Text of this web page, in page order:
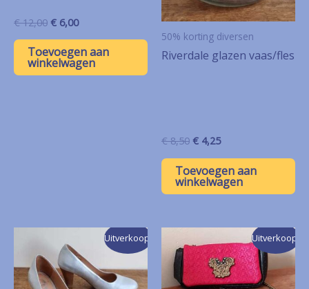
€12,00 Oorspronkelijke
was:
€ 12,00.
€ 6,00Huidige
is:
€ 6,00.
Toevoegen aan
winkelwagen
50% korting diversen
Riverdale glazen vaas/fles
€8,50 Oorspronkelijke
was:
€ 8,50.
€ 4,25Huidige
is:
€ 4,25.
Toevoegen aan
winkelwagen
Uitverkoop! Uitverkoop!